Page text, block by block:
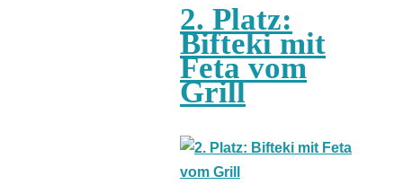
2. Platz:
Bifteki mit
Feta vom
Grill